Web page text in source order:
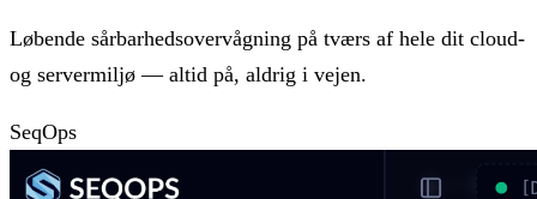
Løbende sårbarhedsovervågning på tværs af hele dit cloud-
og servermiljø — altid på, aldrig i vejen.
SeqOps